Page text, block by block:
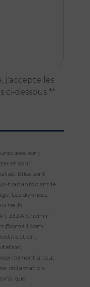
j'accepte les
ci-dessous **
sont
et sont
Elles sont
traitants dans le
Les données
seuls
332A Chemin
à tout
réclamation
que